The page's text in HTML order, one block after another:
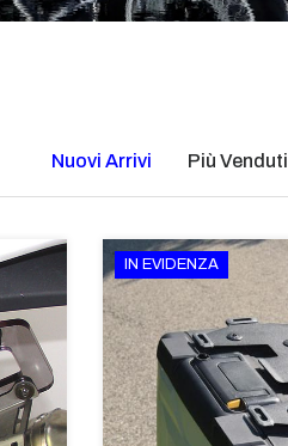
Nuovi Arrivi Più Venduti
IN EVIDENZA